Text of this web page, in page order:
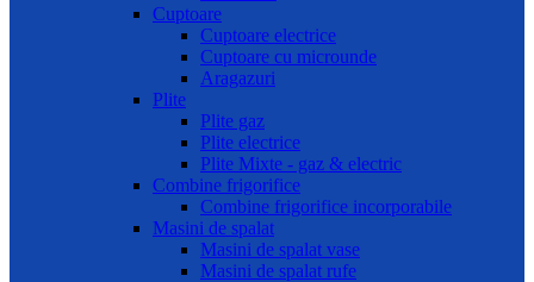
Cuptoare
Cuptoare electrice
Cuptoare cu microunde
Aragazuri
Plite
Plite gaz
Plite electrice
Plite Mixte - gaz & electric
Combine frigorifice
Combine frigorifice incorporabile
Masini de spalat
Masini de spalat vase
Masini de spalat rufe